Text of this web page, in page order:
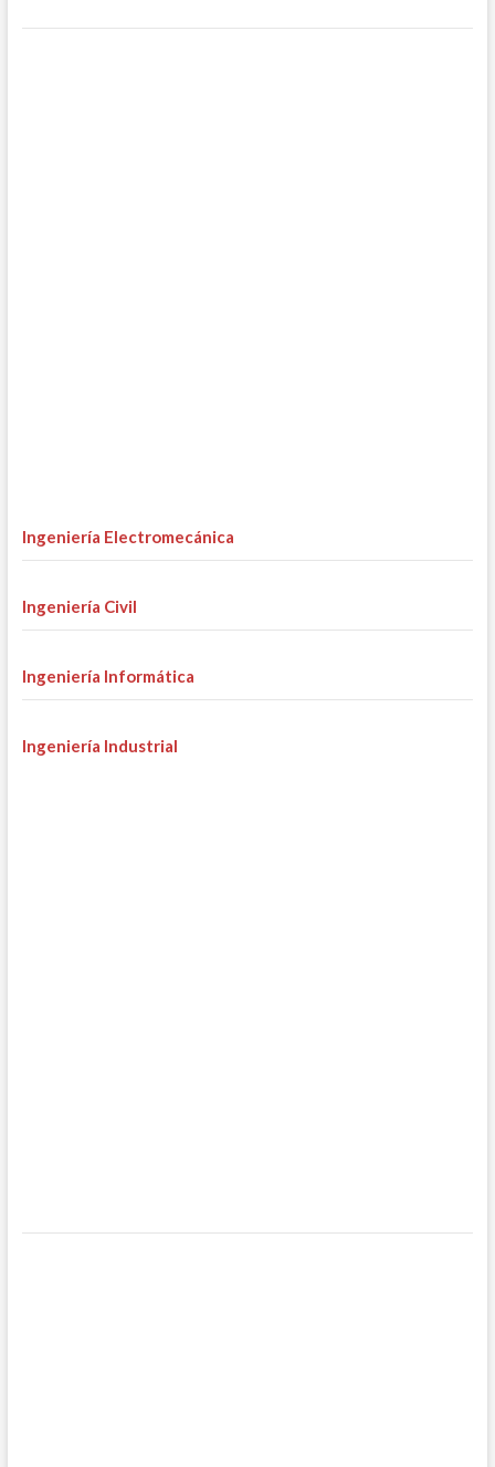
Ingeniería Electromecánica
Ingeniería Civil
Ingeniería Informática
Ingeniería Industrial